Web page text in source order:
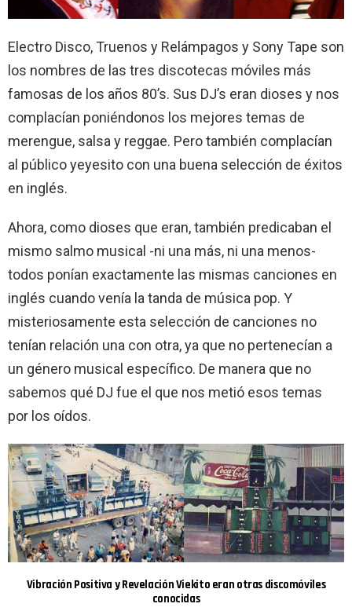
Electro Disco, Truenos y Relámpagos y Sony Tape son
los nombres de las tres discotecas móviles más
famosas de los años 80’s. Sus DJ’s eran dioses y nos
complacían poniéndonos los mejores temas de
merengue, salsa y reggae. Pero también complacían
al público yeyesito con una buena selección de éxitos
en inglés.
Ahora, como dioses que eran, también predicaban el
mismo salmo musical -ni una más, ni una menos-
todos ponían exactamente las mismas canciones en
inglés cuando venía la tanda de música pop. Y
misteriosamente esta selección de canciones no
tenían relación una con otra, ya que no pertenecían a
un género musical específico. De manera que no
sabemos qué DJ fue el que nos metió esos temas
por los oídos.
Vibración Positiva y Revelación Viekito eran otras discomóviles
conocidas